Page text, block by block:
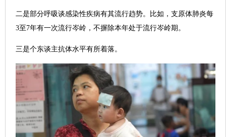
二是部分呼吸谈感染性疾病有其流行趋势。比如，支原体肺炎每
3至7年有一次流行岑岭，不摒除本年处于流行岑岭期。
三是个东谈主抗体水平有所着落。